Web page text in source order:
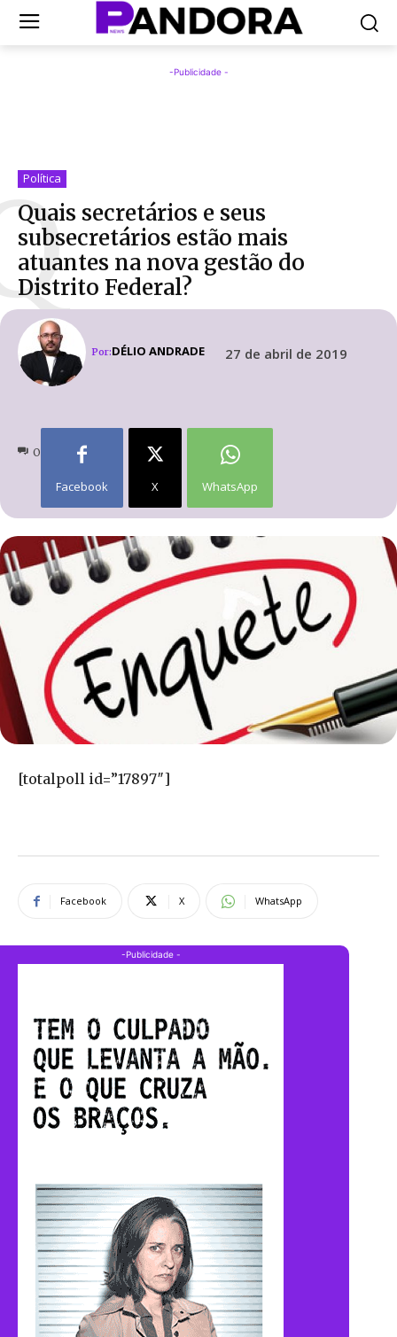
-Publicidade -
Política
Quais secretários e seus
subsecretários estão mais
atuantes na nova gestão do
Distrito Federal?
Por:DÉLIO ANDRADE 27 de abril de 2019
0
Facebook X WhatsApp
[totalpoll id=”17897″]
Facebook X WhatsApp
-Publicidade -